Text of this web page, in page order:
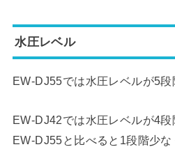
水圧レベル
EW-DJ55では水圧レベルが5段
EW-DJ42では水圧レベルが4
EW-DJ55と比べると1段階少な